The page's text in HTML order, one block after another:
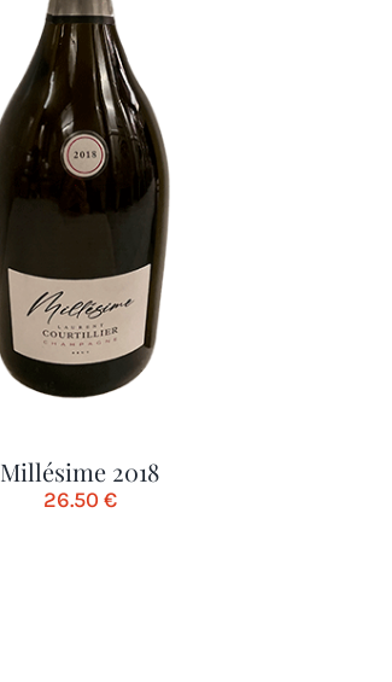
Millésime 2018
26.50 €